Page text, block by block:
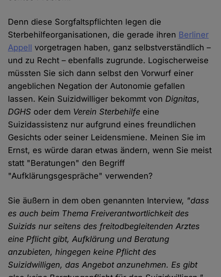
Denn diese Sorgfaltspflichten legen die
Sterbehilfeorganisationen, die gerade ihren Berliner
Appell vorgetragen haben, ganz selbstverständlich –
und zu Recht – ebenfalls zugrunde. Logischerweise
müssten Sie sich dann selbst den Vorwurf einer
angeblichen Negation der Autonomie gefallen
lassen. Kein Suizidwilliger bekommt vonDignitas,
DGHS oder dem Verein Sterbehilfe eine
Suizidassistenz nur aufgrund eines freundlichen
Gesichts oder seiner Leidensmiene. Meinen Sie im
Ernst, es würde daran etwas ändern, wenn Sie meist
statt "Beratungen" den Begriff
"Aufklärungsgespräche" verwenden?
Sie äußern in dem oben genannten Interview, "dass
es auch beim Thema Freiverantwortlichkeit des
Suizids nur seitens des freitodbegleitenden Arztes
eine Pflicht gibt, Aufklärung und Beratung
anzubieten, hingegen keine Pflicht des
Suizidwilligen, das Angebot anzunehmen. Es gibt